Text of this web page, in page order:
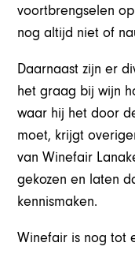
voortbrengselen
nog altijd niet of
Daarnaast zijn er
het graag bij wijn
waar hij het door
moet, krijgt
van Winefair
gekozen en laten
kennismaken.
Winefair is nog tot